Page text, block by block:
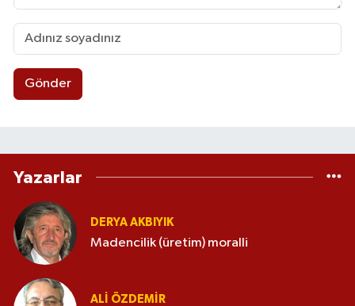
Gönder
Yazarlar
DERYA AKBIYIK
Madencilik (üretim) moralli
ALI ÖZDEMIR